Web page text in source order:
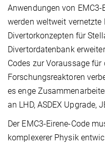
Anwendungen von
werden weltweit
Divertorkonzepten für
Divertordatenbank
Codes zur Voraussage
Forschungsreaktoren
es enge
an LHD, ASDEX Upgrade,
Der EMC3-Eirene-Code
komplexerer Physik